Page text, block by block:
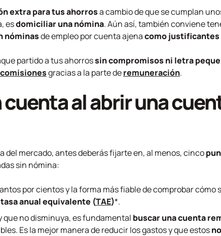
extra para tus ahorrosa cambio de que se cumplan
esdomiciliar una nómina. Aún así, también conviene
nóminasde empleo por cuenta ajenacomo justificantes
partido a tus ahorrossin compromisos ni letra
gracias a la parte deremuneración.
al abrir una
mercado, antes deberás fijarte en, al menos, cinco
sin nómina:
por cientos y la forma más fiable de comprobar cómo
anual equivalente (TAE)*.
no disminuya, es fundamental buscar una cuenta
Es la mejor manera de reducir los gastos y que estos